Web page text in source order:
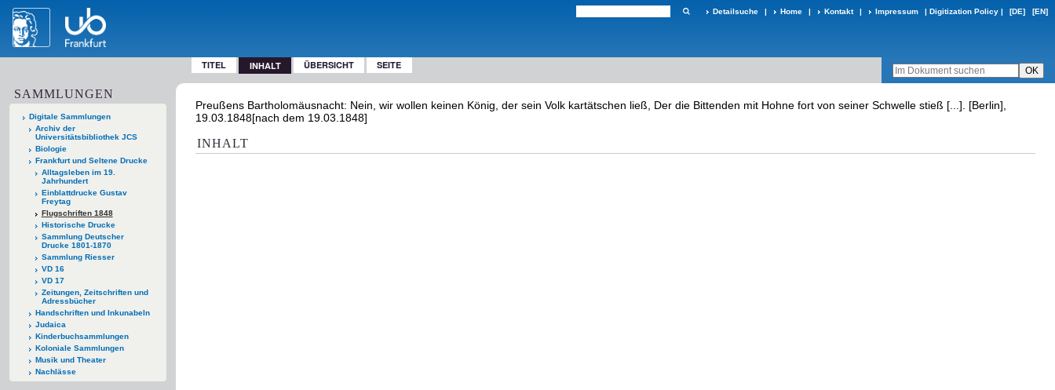
Detailsuche | Home | Kontakt | Impressum | Digitization Policy | [DE] [EN]
TITEL INHALT ÜBERSICHT SEITE
SAMMLUNGEN
Digitale Sammlungen
Archiv der
Universitätsbibliothek JCS
Biologie
Frankfurt und Seltene Drucke
Alltagsleben im 19.
Jahrhundert
Einblattdrucke Gustav
Freytag
Flugschriften 1848
Historische Drucke
Sammlung Deutscher
Drucke 1801-1870
Sammlung Riesser
VD 16
VD 17
Zeitungen, Zeitschriften und
Adressbücher
Handschriften und Inkunabeln
Judaica
Kinderbuchsammlungen
Koloniale Sammlungen
Musik und Theater
Nachlässe
Preußens Bartholomäusnacht: Nein, wir wollen keinen König, der sein Volk kartätschen ließ, Der die Bittenden mit Hohne fort von seiner Schwelle stieß [...]. [Berlin],
19.03.1848[nach dem 19.03.1848]
INHALT